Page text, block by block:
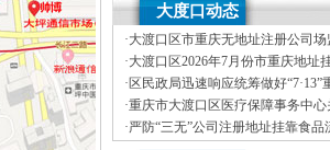
心——2025年市领导新春看望慰问
大度口动态
·大渡口区市重庆无地址注册公司
烘焙店食品安全专项检查
·大渡口区2026年7月份市重庆地址
分析
· 区民政局迅速响应统筹做好“7·13”
受灾群众救助工作
·重庆市大渡口区医疗保障事务中心
处理解除医保定点协议医药机构名
·严防“三无”公司注册地址挂靠食
区市场监管局开展零食店食品安全